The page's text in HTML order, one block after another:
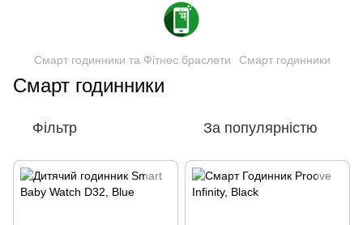
Смарт годинники та Фітнес браслети Смарт годинники
Смарт годинники
Фільтр За популярністю